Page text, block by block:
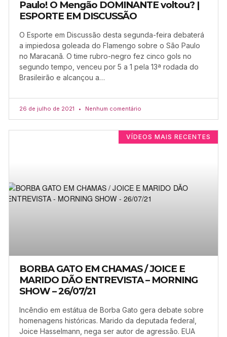
Paulo! O Mengão DOMINANTE voltou? |
ESPORTE EM DISCUSSÃO
O Esporte em Discussão desta segunda-feira debaterá
a impiedosa goleada do Flamengo sobre o São Paulo
no Maracanã. O time rubro-negro fez cinco gols no
segundo tempo, venceu por 5 a 1 pela 13ª rodada do
Brasileirão e alcançou a…
26 de julho de 2021 Nenhum comentário
VÍDEOS MAIS RECENTES
BORBA GATO EM CHAMAS / JOICE E
MARIDO DÃO ENTREVISTA – MORNING
SHOW – 26/07/21
Incêndio em estátua de Borba Gato gera debate sobre
homenagens históricas. Marido da deputada federal,
Joice Hasselmann, nega ser autor de agressão. EUA